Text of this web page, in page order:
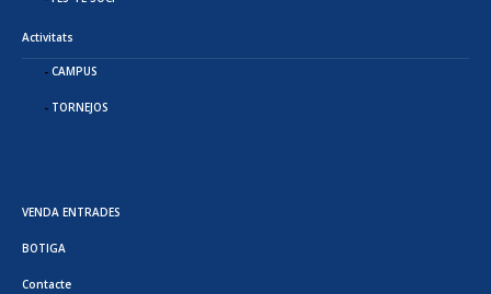
Activitats
CAMPUS
TORNEJOS
VENDA ENTRADES
BOTIGA
Contacte